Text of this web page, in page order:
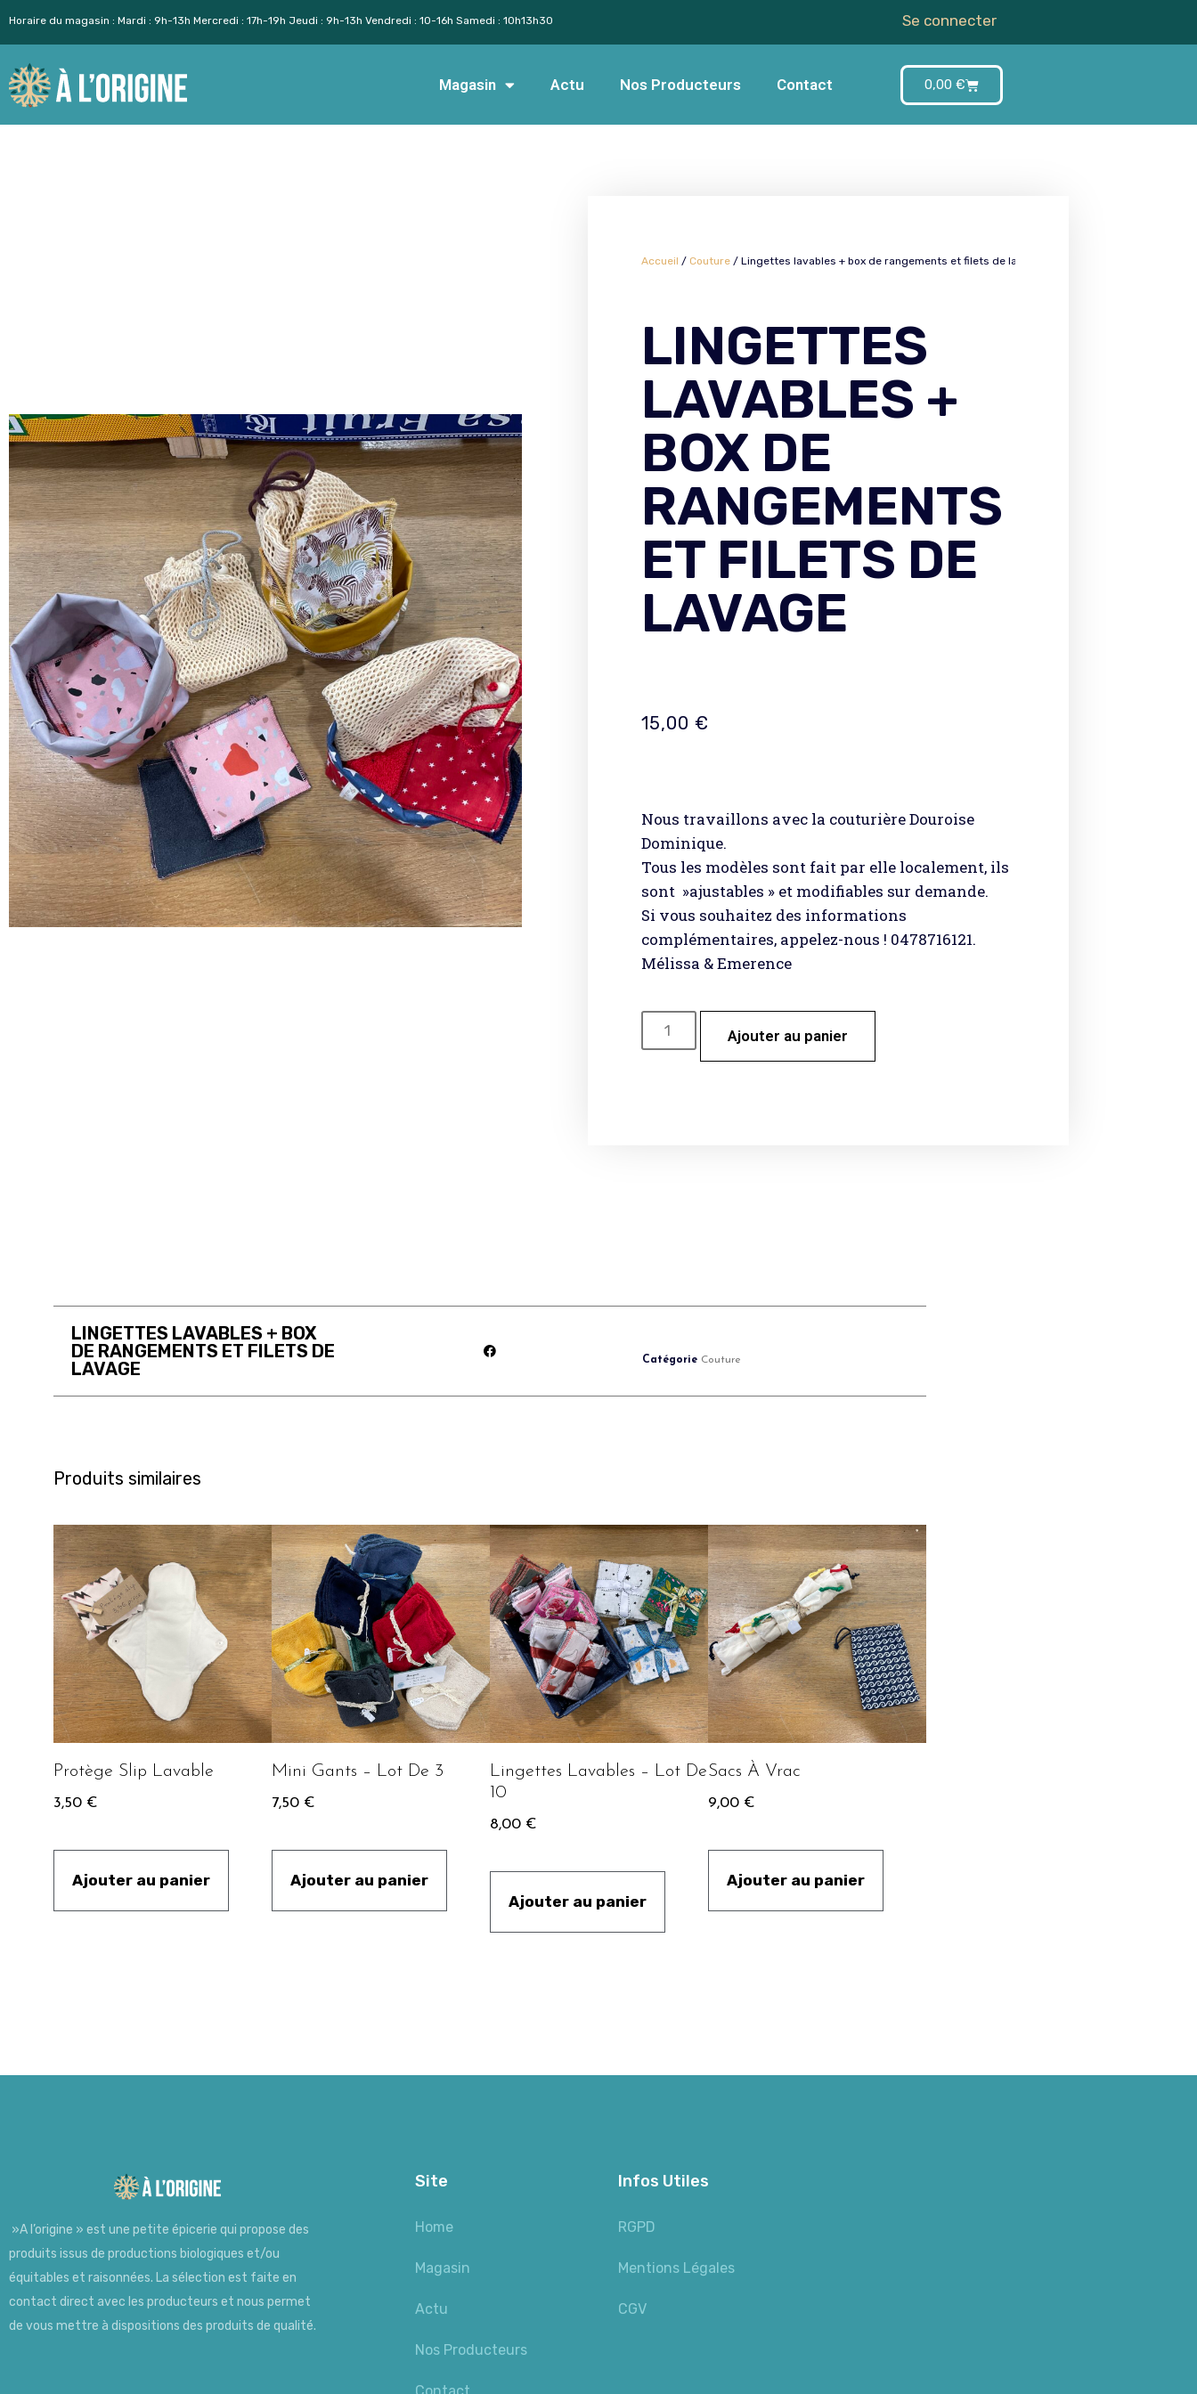
Aller
au
contenu
Horaire du magasin : Mardi : 9h-13h Mercredi : 17h-19h Jeudi : 9h-13h Vendredi : 10-16h Samedi : 10h13h30 Se connecter
Magasin Actu Nos Producteurs Contact 0,00 €
Accueil / Couture / Lingettes lavables + box de rangements et filets de lavage
LINGETTES
LAVABLES +
BOX DE
RANGEMENTS
ET FILETS DE
LAVAGE
15,00 €
Nous travaillons avec la couturière Douroise
Dominique.
Tous les modèles sont fait par elle localement, ils
sont »ajustables » et modifiables sur demande.
Si vous souhaitez des informations
complémentaires, appelez-nous ! 0478716121.
Mélissa & Emerence
Ajouter au panier
LINGETTES LAVABLES + BOX
DE RANGEMENTS ET FILETS DE
LAVAGE
Catégorie Couture
Produits similaires
Protège Slip Lavable
3,50 €
Ajouter au panier
Mini Gants – Lot De 3
7,50 €
Ajouter au panier
Lingettes Lavables – Lot De
10
8,00 €
Ajouter au panier
Sacs À Vrac
9,00 €
Ajouter au panier
»A l’origine » est une petite épicerie qui propose des
produits issus de productions biologiques et/ou
équitables et raisonnées. La sélection est faite en
contact direct avec les producteurs et nous permet
de vous mettre à dispositions des produits de qualité.
Site
Home
Magasin
Actu
Nos Producteurs
Contact
Infos Utiles
RGPD
Mentions Légales
CGV